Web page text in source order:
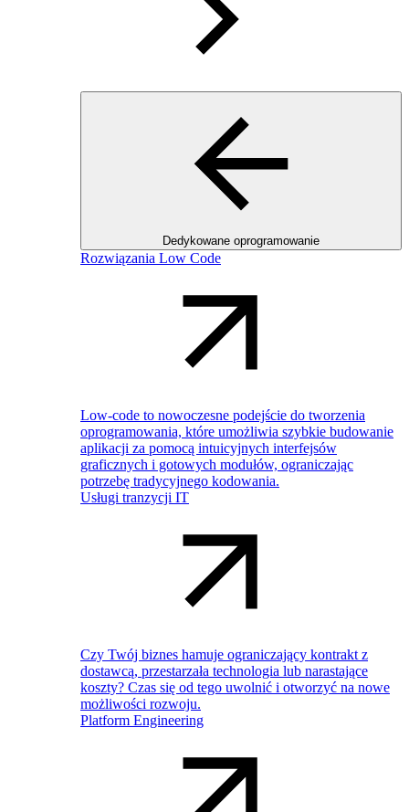
Dedykowane oprogramowanie
Rozwiązania Low Code
Low-code to nowoczesne podejście do tworzenia
oprogramowania, które umożliwia szybkie budowanie
aplikacji za pomocą intuicyjnych interfejsów
graficznych i gotowych modułów, ograniczając
potrzebę tradycyjnego kodowania.
Usługi tranzycji IT
Czy Twój biznes hamuje ograniczający kontrakt z
dostawcą, przestarzała technologia lub narastające
koszty? Czas się od tego uwolnić i otworzyć na nowe
możliwości rozwoju.
Platform Engineering